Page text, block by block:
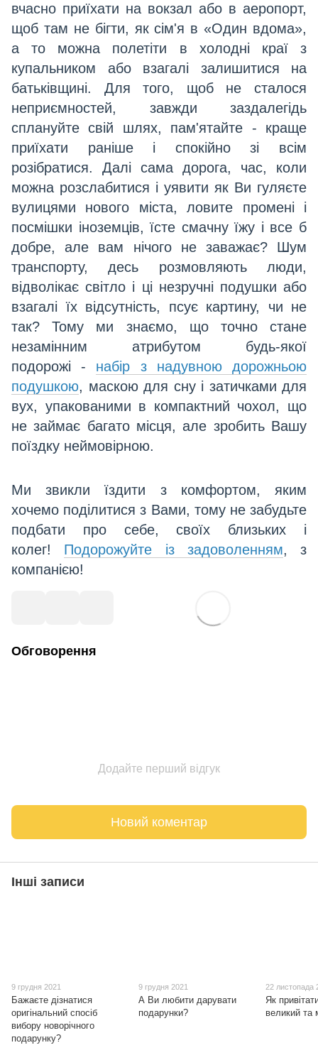
вчасно приїхати на вокзал або в аеропорт,
щоб там не бігти, як сім'я в «Один вдома»,
а то можна полетіти в холодні краї з
купальником або взагалі залишитися на
батьківщині. Для того, щоб не сталося
неприємностей, завжди заздалегідь
сплануйте свій шлях, пам'ятайте - краще
приїхати раніше і спокійно зі всім
розібратися. Далі сама дорога, час, коли
можна розслабитися і уявити як Ви гуляєте
вулицями нового міста, ловите промені і
посмішки іноземців, їсте смачну їжу і все б
добре, але вам нічого не заважає?
Шум
транспорту, десь розмовляють люди,
відволікає світло і ці незручні подушки або
взагалі їх відсутність, псує картину, чи не
так? Тому ми знаємо, що точно стане
незамінним атрибутом будь-якої
подорожі
- набір з надувною дорожньою
подушкою, маскою для сну і затичками для
вух, упакованими в компактний чохол, що
не займає багато місця, але зробить Вашу
поїздку неймовірною.
Ми звикли їздити з комфортом, яким
хочемо поділитися з Вами, тому не забудьте
подбати про себе, своїх близьких і
колег! Подорожуйте із задоволенням, з
компанією!
Обговорення
Додайте перший відгук
Новий коментар
Інші записи
9 грудня 2021
Бажаєте дізнатися
оригінальний спосіб
вибору новорічного
подарунку?
9 грудня 2021
А Ви любити дарувати
подарунки?
22 листопада
Як
великий та